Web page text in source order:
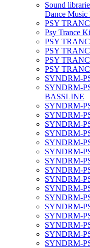
Sound
Dance Music
PSY
Psy Trance
PSY
PSY
PSY
PSY
SYNDRM-
SYNDRM-
BASSLINE
SYNDRM-
SYNDRM-
SYNDRM-
SYNDRM-
SYNDRM-
SYNDRM-
SYNDRM-
SYNDRM-
SYNDRM-
SYNDRM-
SYNDRM-
SYNDRM-
SYNDRM-
SYNDRM-
SYNDRM-
SYNDRM-